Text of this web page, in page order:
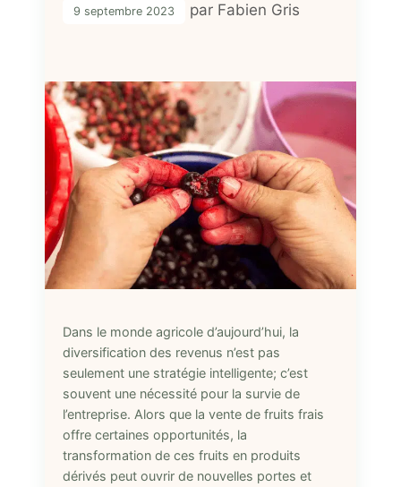
9 septembre 2023 par Fabien Gris
Dans le monde agricole d’aujourd’hui, la
diversification des revenus n’est pas
seulement une stratégie intelligente; c’est
souvent une nécessité pour la survie de
l’entreprise. Alors que la vente de fruits frais
offre certaines opportunités, la
transformation de ces fruits en produits
dérivés peut ouvrir de nouvelles portes et